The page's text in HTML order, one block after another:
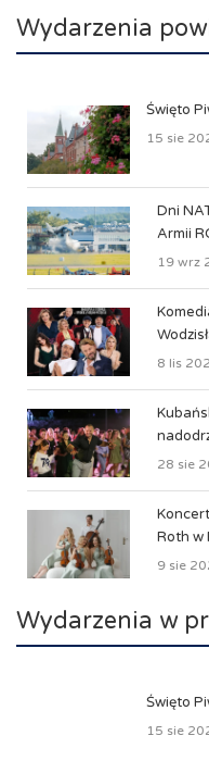
Wydarzenia
Święto
15 sie
Dni
Armii
19 wrz
8 lis
28 sie
Roth w
9 sie
Wydarzenia w
Święto
15 sie